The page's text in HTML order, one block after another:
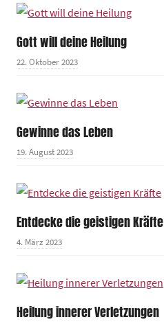
Gott will deine Heilung
22. Oktober 2023
Gewinne das Leben
19. August 2023
Entdecke die geistigen Kräfte
4. März 2023
Heilung innerer Verletzungen